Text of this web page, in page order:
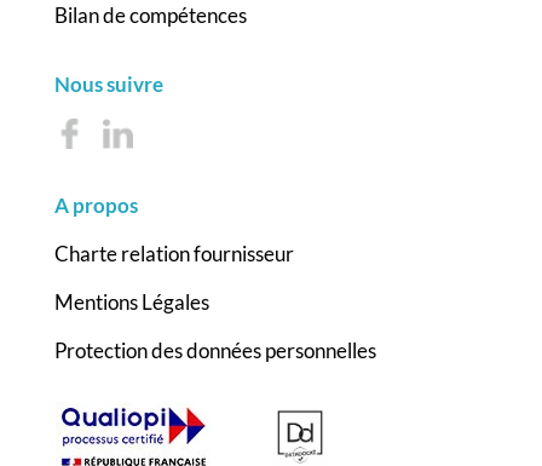
Bilan de compétences
Nous suivre
A propos
Charte relation fournisseur
Mentions Légales
Protection des données personnelles